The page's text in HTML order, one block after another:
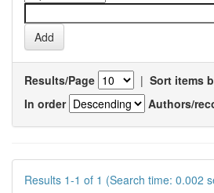
Results/Page | Sort items
In order
Authors/
Results 1-1 of 1 (Search time: 0.002